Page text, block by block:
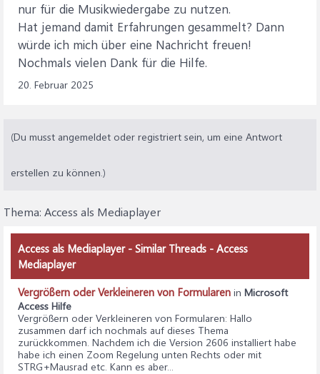
nur für die Musikwiedergabe zu nutzen.
Hat jemand damit Erfahrungen gesammelt? Dann
würde ich mich über eine Nachricht freuen!
Nochmals vielen Dank für die Hilfe.
20. Februar 2025
(Du musst angemeldet oder registriert sein, um eine Antwort
erstellen zu können.)
Thema: Access als Mediaplayer
Access als Mediaplayer - Similar Threads - Access
Mediaplayer
Vergrößern oder Verkleineren von Formularen in Microsoft
Access Hilfe
Vergrößern oder Verkleineren von Formularen: Hallo
zusammen darf ich nochmals auf dieses Thema
zurückkommen. Nachdem ich die Version 2606 installiert habe
habe ich einen Zoom Regelung unten Rechts oder mit
STRG+Mausrad etc. Kann es aber...